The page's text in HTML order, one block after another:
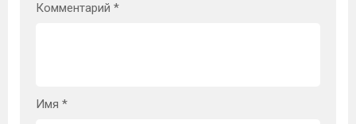
Комментарий *
Имя *